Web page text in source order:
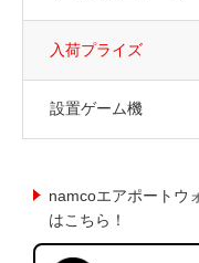
入荷プライズ
設置ゲーム機
namcoエアポートウ
はこちら！